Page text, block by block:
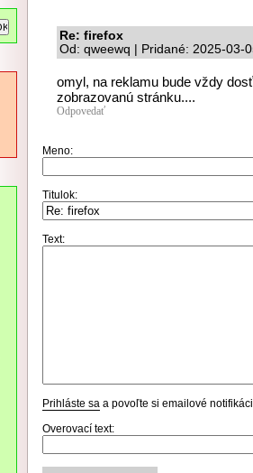
Re: firefox
Od: qweewq | Pridané: 2025-03-
omyl, na reklamu bude vždy
zobrazovanú stránku....
Odpovedať
Meno:
Titulok:
Text:
Prihláste sa a povoľte si emailové
Overovací text: